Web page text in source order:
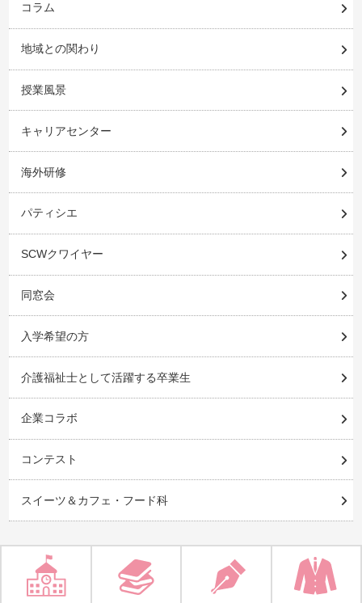
コラム
地域との関わり
授業風景
キャリアセンター
海外研修
パティシエ
SCWクワイヤー
同窓会
入学希望の方
介護福祉士として活躍する卒業生
企業コラボ
コンテスト
スイーツ＆カフェ・フード科